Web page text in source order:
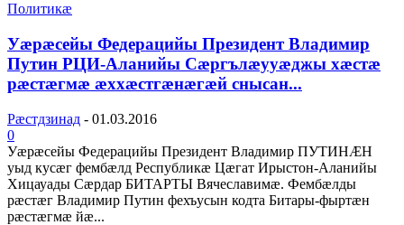
Политикæ
Уæрæсейы Федерацийы Президент Владимир
Путин РЦИ-Аланийы Сæргълæууæджы хæстæ
рæстæгмæ æххæстгæнæгæй снысан...
Рæстдзинад - 01.03.2016
0
Уæрæсейы Федерацийы Президент Владимир ПУТИНÆН
уыд кусæг фембæлд Республикæ Цæгат Ирыстон-Аланийы
Хицауады Сæрдар БИТАРТЫ Вячеславимæ. Фембæлды
рæстæг Владимир Путин фехъусын кодта Битары-фыртæн
рæстæгмæ йæ...